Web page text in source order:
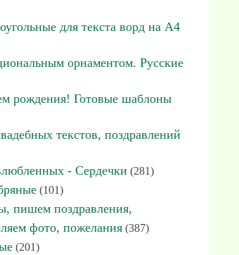
для текста ворд на А4
орнаментом. Русские
рождения! Готовые шаблоны
текстов, поздравлений
- Сердечки (281)
(101)
пишем поздравления,
фото, пожелания (387)
(201)